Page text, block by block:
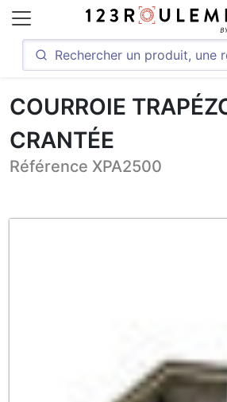
COURROIE
CRANTÉE
Référence XPA2500